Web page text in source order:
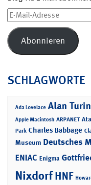
E-
Mail-
Adresse
Abonnieren
SCHLAGWORTE
Ada Lovelace Alan
Apple Macintosh ARPANET
Park Charles Babbage
Museum Deutsches
ENIAC Enigma
NixdorfHNF